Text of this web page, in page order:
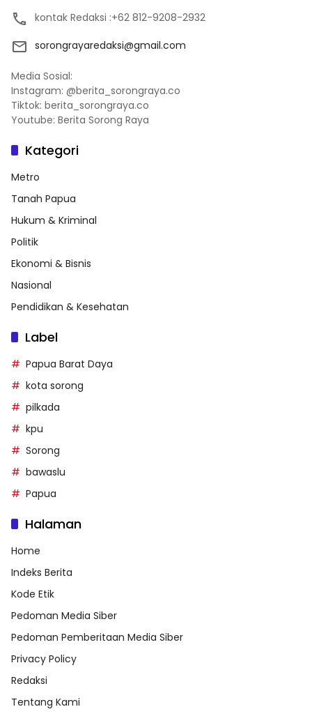
kontak Redaksi :+62 812-9208-2932
sorongrayaredaksi@gmail.com
Media Sosial:
Instagram: @berita_sorongraya.co
Tiktok: berita_sorongraya.co
Youtube: Berita Sorong Raya
Kategori
Metro
Tanah Papua
Hukum & Kriminal
Politik
Ekonomi & Bisnis
Nasional
Pendidikan & Kesehatan
Label
Papua Barat Daya
kota sorong
pilkada
kpu
Sorong
bawaslu
Papua
Halaman
Home
Indeks Berita
Kode Etik
Pedoman Media Siber
Pedoman Pemberitaan Media Siber
Privacy Policy
Redaksi
Tentang Kami